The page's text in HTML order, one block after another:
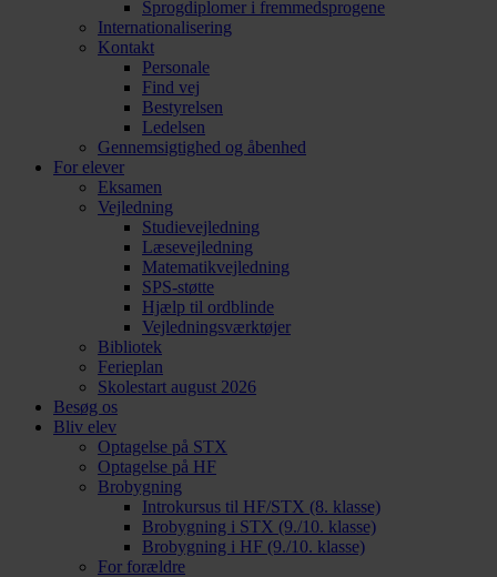
Sprogdiplomer i fremmedsprogene
Internationalisering
Kontakt
Personale
Find vej
Bestyrelsen
Ledelsen
Gennemsigtighed og åbenhed
For elever
Eksamen
Vejledning
Studievejledning
Læsevejledning
Matematikvejledning
SPS-støtte
Hjælp til ordblinde
Vejledningsværktøjer
Bibliotek
Ferieplan
Skolestart august 2026
Besøg os
Bliv elev
Optagelse på STX
Optagelse på HF
Brobygning
Introkursus til HF/STX (8. klasse)
Brobygning i STX (9./10. klasse)
Brobygning i HF (9./10. klasse)
For forældre